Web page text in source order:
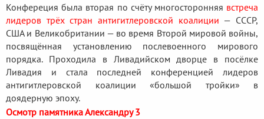
Конфереция была вторая по счёту многосторонняя встреча
лидеров трёх стран антигитлеровской коалиции — СССР,
США и Великобритании — во время Второй мировой войны,
посвящённая установлению послевоенного мирового
порядка. Проходила в Ливадийском дворце в посёлке
Ливадия и стала последней конференцией лидеров
антигитлеровской коалиции «большой тройки» в
доядерную эпоху.
Осмотр памятника Александру 3